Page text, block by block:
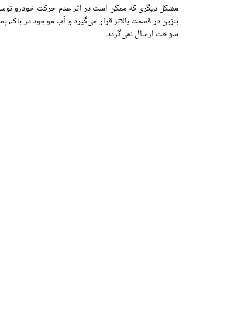
مشکل دیگری که ممکن است در اثر عدم حرکت خودرو
بنزین در قسمت بالاتر قرار می‌گیرد و آب موجود در
سوخت ارسال نمی‌گردد.